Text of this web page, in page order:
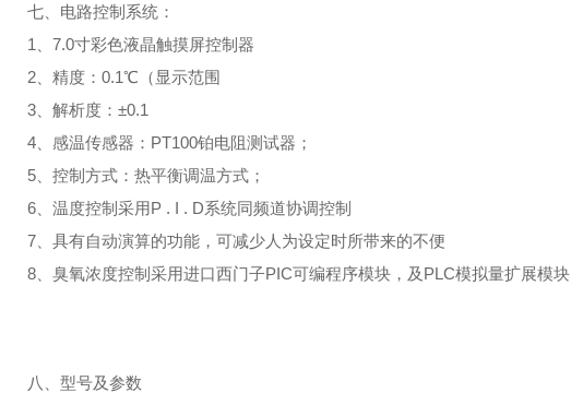
七、电路控制系统：
1、7.0寸彩色液晶触摸屏控制器
2、精度：0.1℃（显示范围
3、解析度：±0.1
4、感温传感器：PT100铂电阻测试器；
5、控制方式：热平衡调温方式；
6、温度控制采用P . I . D系统同频道协调控制
7、具有自动演算的功能，可减少人为设定时所带来的不便
8、臭氧浓度控制采用进口西门子PIC可编程序模块，及PLC模拟量扩展模块
八、型号及参数